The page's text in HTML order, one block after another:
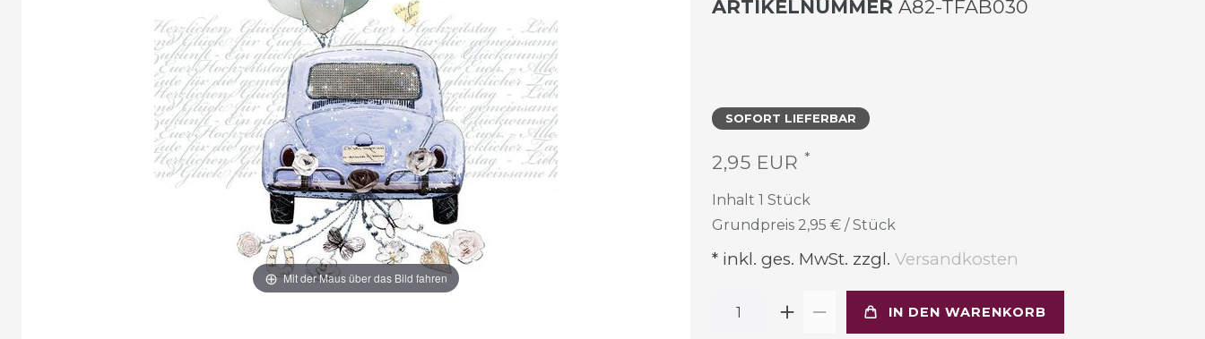
Mit der Maus über das Bild fahren
ARTIKELNUMMER A82-TFAB030
SOFORT LIEFERBAR
2,95 EUR *
Inhalt 1 Stück
Grundpreis 2,95 € / Stück
* inkl. ges. MwSt. zzgl. Versandkosten
IN DEN WARENKORB